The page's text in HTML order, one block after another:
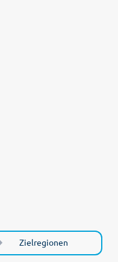
Zielregionen